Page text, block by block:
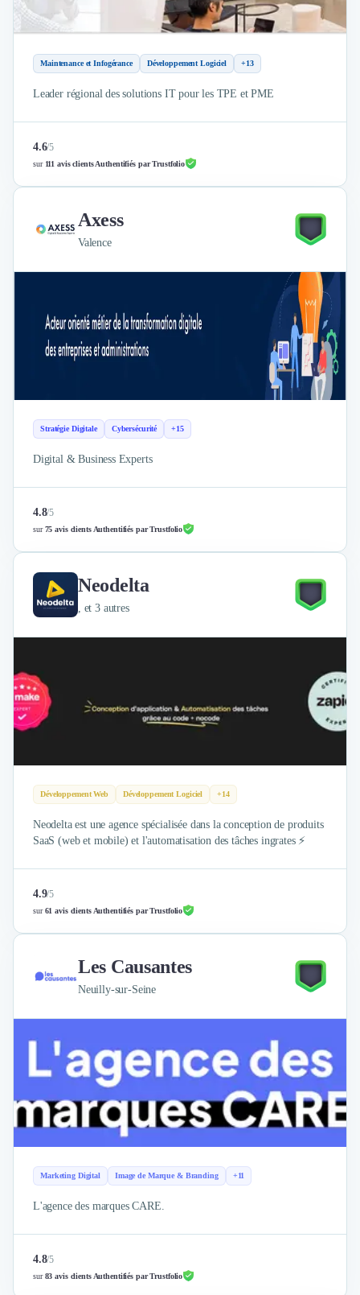
Maintenance et Infogérance Développement Logiciel +13
Leader régional des solutions IT pour les TPE et PME
4.6/5
sur 111 avis clients Authentifiés par Trustfolio
Axess
Valence
Stratégie Digitale Cybersécurité +15
Digital & Business Experts
4.8/5
sur75 avis clients Authentifiés par Trustfolio
Neodelta
, et 3 autres
Développement Web Développement Logiciel +14
Neodelta est une agence spécialisée dans la conception de produits
SaaS (web et mobile) et l'automatisation des tâches ingrates ⚡
4.9/5
sur61 avis clients Authentifiés par Trustfolio
Les Causantes
Neuilly-sur-Seine
Marketing Digital Image de Marque & Branding +11
L'agence des marques CARE.
4.8/5
sur83 avis clients Authentifiés par Trustfolio